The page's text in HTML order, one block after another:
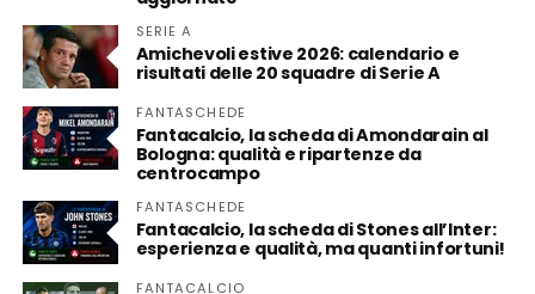
SERIE A
Amichevoli estive 2026: calendario e
risultati delle 20 squadre di Serie A
FANTASCHEDE
Fantacalcio, la scheda di Amondarain al
Bologna: qualità e ripartenze da
centrocampo
FANTASCHEDE
Fantacalcio, la scheda di Stones all’Inter:
esperienza e qualità, ma quanti infortuni!
FANTACALCIO